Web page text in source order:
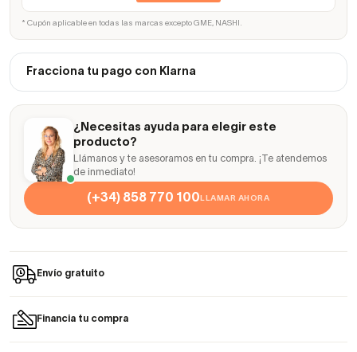
* Cupón aplicable en todas las marcas excepto GME, NASHI.
Fracciona tu pago con Klarna
¿Necesitas ayuda para elegir este
producto?
Llámanos y te asesoramos en tu compra. ¡Te atendemos
de inmediato!
(+34) 858 770 100LLAMAR AHORA
Envío gratuito
Financia tu compra